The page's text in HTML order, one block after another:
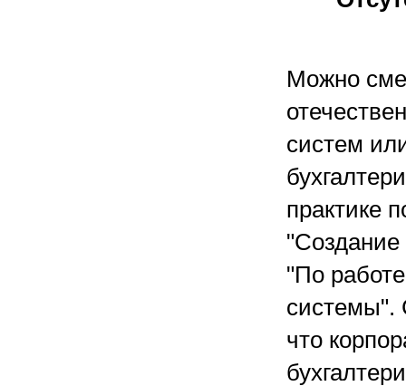
Можно
систем
практике
"Создание
"По
системы".
что